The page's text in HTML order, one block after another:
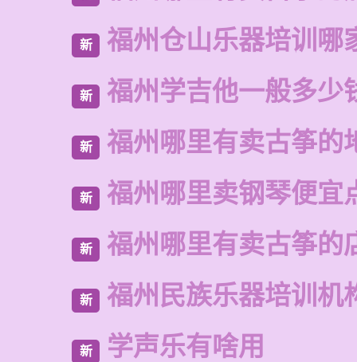
新 福州仓山乐器培训哪
新 福州学吉他一般多少
新 福州哪里有卖古筝的
新 福州哪里卖钢琴便宜
新 福州哪里有卖古筝的
新 福州民族乐器培训机
新 学声乐有啥用